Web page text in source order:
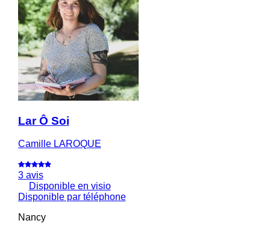
Lar Ô Soi
Camille LAROQUE
3 avis
Disponible en visio
Disponible par téléphone
Nancy